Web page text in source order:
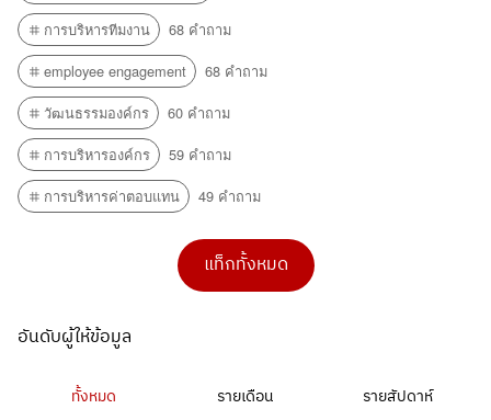
การบริหารทีมงาน
68 คำถาม
employee engagement
68 คำถาม
วัฒนธรรมองค์กร
60 คำถาม
การบริหารองค์กร
59 คำถาม
การบริหารค่าตอบแทน
49 คำถาม
แท็กทั้งหมด
อันดับผู้ให้ข้อมูล
ทั้งหมด รายเดือน รายสัปดาห์